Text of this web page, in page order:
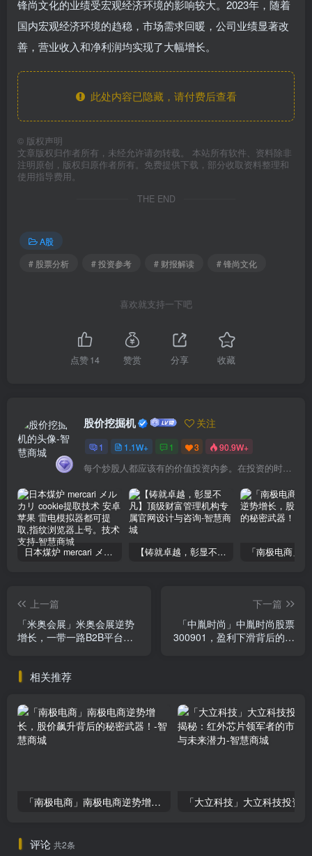
锋尚文化的业绩受宏观经济环境的影响较大。2023年，随着
国内宏观经济环境的趋稳，市场需求回暖，公司业绩显著改
善，营业收入和净利润均实现了大幅增长。
此处内容已隐藏，请付费后查看
© 版权声明
文章版权归作者所有，未经允许请勿转载。 本站所有软件、资料除非
注明原创，版权归原作者所有。免费提供下载，部分收取资料整理和
使用指导费用。
THE END
A股
# 股票分析
# 投资参考 # 财报解读 # 锋尚文化
喜欢就支持一下吧
点赞14 赞赏 分享 收藏
股价挖掘机 关注
1 1.1W+ 1 3 90.9W+
每个炒股人都应该有的价值投资内参。在投资的时候，我们把自己看成是企业分析师——而不是市场分析师，也不是宏观经济分析师，更不是证券分析师。
日本煤炉 mercari メルカリ cookie提取技术 安卓 苹果 雷电模拟器都可提取,指纹浏览器上号。技术支持 【铸就卓越，彰显不凡】顶级财富管理机构专属官网设计与咨询
上一篇
「米奥会展」米奥会展逆势
增长，一带一路B2B平台领
下一篇
「中胤时尚」中胤时尚股票
300901，盈利下滑背后的市
相关推荐
「南极电商」南极电商逆势增长，股价飙升背后的秘密武器！
评论 共2条